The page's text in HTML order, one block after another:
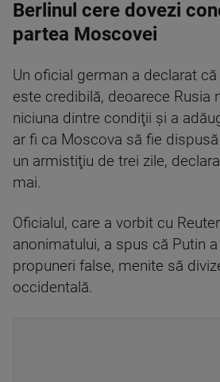
Berlinul cere dovezi
partea Moscovei
Un oficial german a declarat
este credibilă, deoarece Rusia
niciuna dintre condiţii şi a
ar fi ca Moscova să fie
un armistiţiu de trei zile,
mai.
Oficialul, care a vorbit cu
anonimatului, a spus că Putin
propuneri false, menite să
occidentală.